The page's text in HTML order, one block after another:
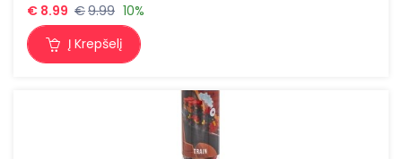
€ 8.99 €9.99 10%
Į Krepšelį